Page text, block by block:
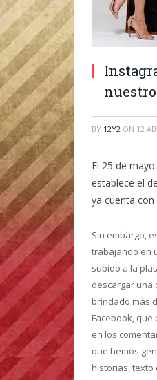
BY 12Y2 ON 12
El 25 de
establece el
ya cuenta
Sin embargo,
trabajando en
subido a la
descargar una
brindado más
Facebook,
en los
que hemos
historias, texto